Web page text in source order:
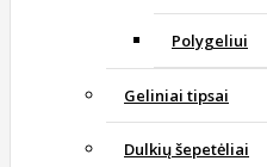
Polygeliui
Geliniai tipsai
Dulkių šepetėliai